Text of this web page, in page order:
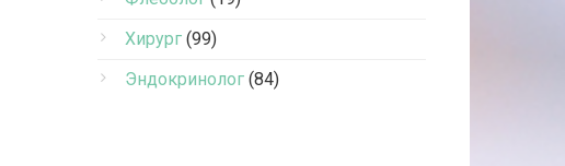
Хирург (99)
Эндокринолог (84)